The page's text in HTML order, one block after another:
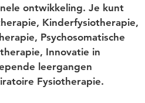
ontwikkeling. Je kunt
Kinderfysiotherapie,
Psychosomatische
Innovatie in
leergangen
Fysiotherapie.